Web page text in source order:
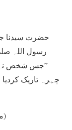
حضرت سیدنا
رسول اللہ
”جس شخص نے
چہرہ تاریک کردیا
(مجمع الزوائد ،کتاب الزھد،ج 1ص91،رقم :209)